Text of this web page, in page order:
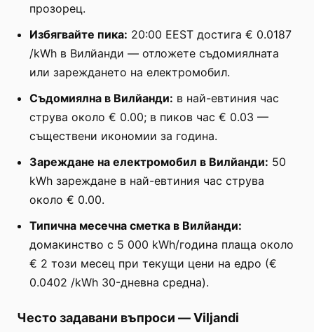
прозорец.
Избягвайте пика: 20:00 EEST достига € 0.0187
/kWh в Вилйанди — отложете съдомиялната
или зареждането на електромобил.
Съдомиялна в Вилйанди: в най-евтиния час
струва около € 0.00; в пиков час € 0.03 —
съществени икономии за година.
Зареждане на електромобил в Вилйанди: 50
kWh зареждане в най-евтиния час струва
около € 0.00.
Типична месечна сметка в Вилйанди:
домакинство с 5 000 kWh/година плаща около
€ 2 този месец при текущи цени на едро (€
0.0402 /kWh 30-дневна средна).
Често задавани въпроси —Viljandi